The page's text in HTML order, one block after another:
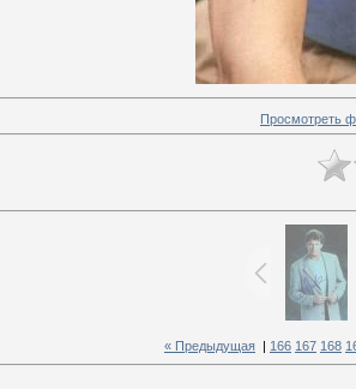
Просмотреть
« Предыдущая 166 167 168